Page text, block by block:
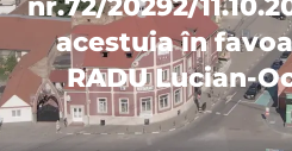
nr.72/20292/
acestuia în
RADU Lucian-